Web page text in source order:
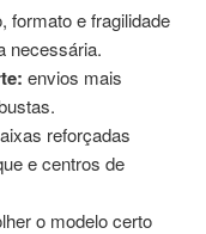
formato e fragilidade
necessária.
envios mais
reforçadas
e centros de
o modelo certo